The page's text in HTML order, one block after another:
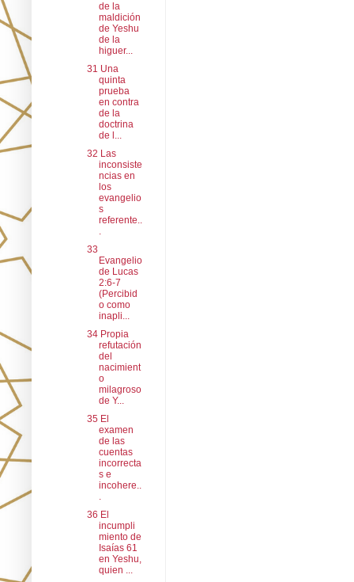
de la
maldición
de Yeshu
de la
higuer...
31 Una
quinta
prueba
en contra
de la
doctrina
de l...
32 Las
inconsiste
ncias en
los
evangelio
s
referente..
.
33
Evangelio
de Lucas
2:6-7
(Percibid
o como
inapli...
34 Propia
refutación
del
nacimient
o
milagroso
de Y...
35 El
examen
de las
cuentas
incorrecta
s e
incohere..
.
36 El
incumpli
miento de
Isaías 61
en Yeshu,
quien ...